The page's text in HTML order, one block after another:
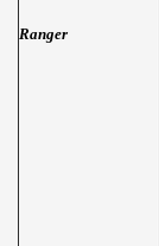
Ranger